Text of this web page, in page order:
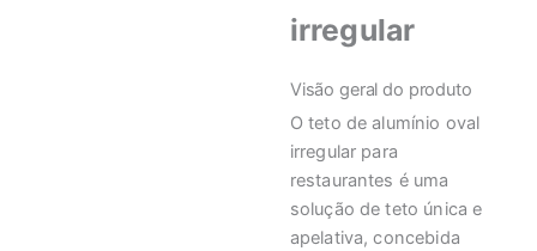
irregular
Visão geral do produto
O teto de alumínio oval
irregular para
restaurantes é uma
solução de teto única e
apelativa, concebida